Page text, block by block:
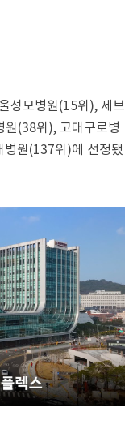
성모병원(15위), 세브
(38위), 고대구로병
원(137위)에 선정됐